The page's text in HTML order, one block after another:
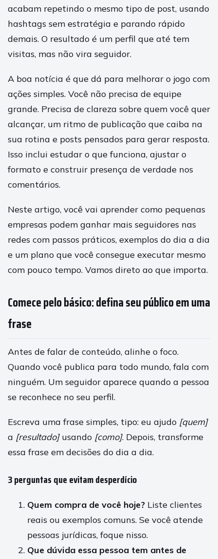
acabam repetindo o mesmo tipo de post, usando
hashtags sem estratégia e parando rápido
demais. O resultado é um perfil que até tem
visitas, mas não vira seguidor.
A boa notícia é que dá para melhorar o jogo com
ações simples. Você não precisa de equipe
grande. Precisa de clareza sobre quem você quer
alcançar, um ritmo de publicação que caiba na
sua rotina e posts pensados para gerar resposta.
Isso inclui estudar o que funciona, ajustar o
formato e construir presença de verdade nos
comentários.
Neste artigo, você vai aprender como pequenas
empresas podem ganhar mais seguidores nas
redes com passos práticos, exemplos do dia a dia
e um plano que você consegue executar mesmo
com pouco tempo. Vamos direto ao que importa.
Comece pelo básico: defina seu público em uma
frase
Antes de falar de conteúdo, alinhe o foco.
Quando você publica para todo mundo, fala com
ninguém. Um seguidor aparece quando a pessoa
se reconhece no seu perfil.
Escreva uma frase simples, tipo: eu ajudo [quem]
a [resultado]usando [como]. Depois, transforme
essa frase em decisões do dia a dia.
3 perguntas que evitam desperdício
Quem compra de você hoje? Liste clientes
reais ou exemplos comuns. Se você atende
pessoas jurídicas, foque nisso.
Que dúvida essa pessoa tem antes de